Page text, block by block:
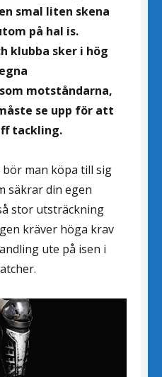
smal liten skena
på hal is.
klubba sker i hög
motståndarna,
se upp för att
tackling.
man köpa till sig
säkrar din egen
stor utsträckning
kräver höga krav
ute på isen i